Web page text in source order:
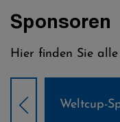
Sponsoren
Hier finden Sie alle
Weltcup-